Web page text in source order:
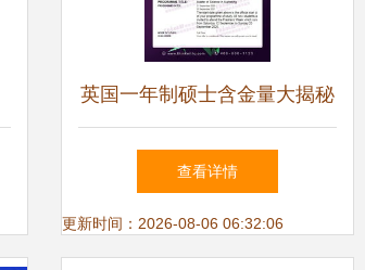
英国一年制硕士含金量大揭秘
丨广州申友留学中介机构 自
费出国留学中介服务
查看详情
更新时间：2026-08-06 06:32:06